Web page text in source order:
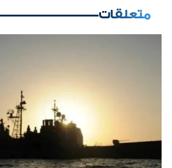
متعلقات